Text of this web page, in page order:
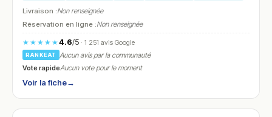
Livraison :Non renseignée
Réservation en ligne :Non renseignée
★★★★★4.6/5· 1 251 avis Google
RANKEAT
Aucun avis par la communauté
Vote rapideAucun vote pour le moment
Voir la fiche→